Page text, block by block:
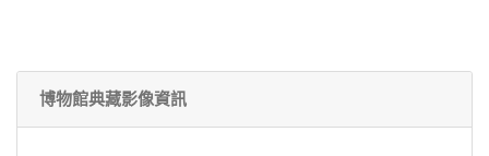
博物館典藏影像資訊